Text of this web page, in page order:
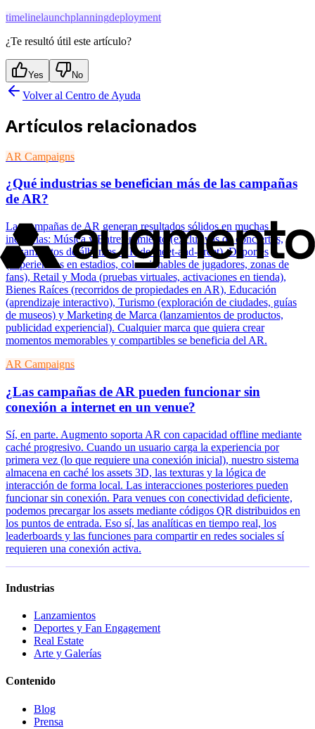
timelinelaunchplanningdeployment
¿Te resultó útil este artículo?
Yes No
Volver al Centro de Ayuda
Artículos relacionados
AR Campaigns
¿Qué industrias se benefician más de las campañas
de AR?
Las campañas de AR generan resultados sólidos en muchas
industrias: Música y Entretenimiento (exclusivas de conciertos,
lanzamientos de álbumes, AR de meet-and-greet), Deportes
(experiencias en estadios, coleccionables de jugadores, zonas de
fans), Retail y Moda (pruebas virtuales, activaciones en tienda),
Bienes Raíces (recorridos de propiedades en AR), Educación
(aprendizaje interactivo), Turismo (exploración de ciudades, guías
de museos) y Marketing de Marca (lanzamientos de productos,
publicidad experiencial). Cualquier marca que quiera crear
momentos memorables y compartibles se beneficia del AR.
AR Campaigns
¿Las campañas de AR pueden funcionar sin
conexión a internet en un venue?
Sí, en parte. Augmento soporta AR con capacidad offline mediante
caché progresivo. Cuando un usuario carga la experiencia por
primera vez (lo que requiere una conexión inicial), nuestro sistema
almacena en caché los assets 3D, las texturas y la lógica de
interacción de forma local. Las interacciones posteriores pueden
funcionar sin conexión. Para venues con conectividad deficiente,
podemos precargar los assets mediante códigos QR distribuidos en
los puntos de entrada. Eso sí, las analíticas en tiempo real, los
leaderboards y las funciones para compartir en redes sociales sí
requieren una conexión activa.
Industrias
Lanzamientos
Deportes y Fan Engagement
Real Estate
Arte y Galerías
Contenido
Blog
Prensa